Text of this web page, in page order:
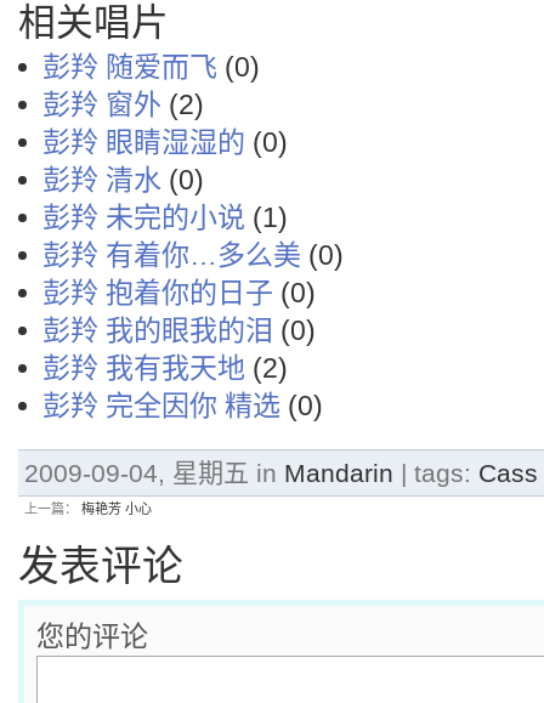
相关唱片
彭羚 随爱而飞 (0)
彭羚 窗外 (2)
彭羚 眼睛湿湿的 (0)
彭羚 清水 (0)
彭羚 未完的小说 (1)
彭羚 有着你…多么美 (0)
彭羚 抱着你的日子 (0)
彭羚 我的眼我的泪 (0)
彭羚 我有我天地 (2)
彭羚 完全因你 精选 (0)
2009-09-04, 星期五 in Mandarin | tags:
上一篇： 梅艳芳 小心
发表评论
您的评论